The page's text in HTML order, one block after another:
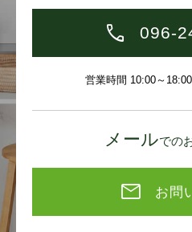
096-
営業時間 10:00～
メールでの
お問